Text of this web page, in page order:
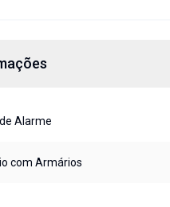
Alarme
com Armários